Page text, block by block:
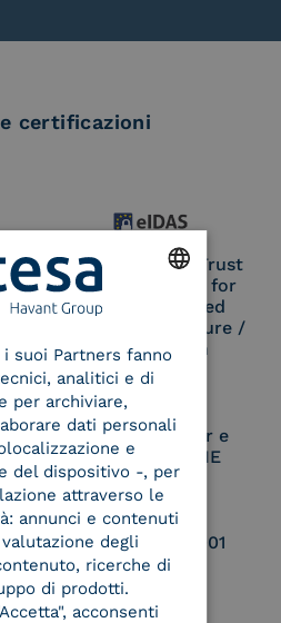
certificazioni
eIDAS Qualified Trust
Service Provider for
Remote Qualified
Electronic Signature /
Seal Creation
Service Provider e
Aggregatore CIE
UNI EN ISO 37001
ITALIAN
suoi Partners fanno
analitici e di
per archiviare,
dati personali
e
del dispositivo -, per
attraverso le
annunci e contenuti
degli
ricerche di
di prodotti.
acconsenti